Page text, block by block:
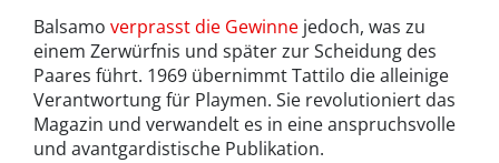
Balsamo verprasst die Gewinne jedoch, was zu
einem Zerwürfnis und später zur Scheidung des
Paares führt. 1969 übernimmt Tattilo die alleinige
Verantwortung für Playmen. Sie revolutioniert das
Magazin und verwandelt es in eine anspruchsvolle
und avantgardistische Publikation.